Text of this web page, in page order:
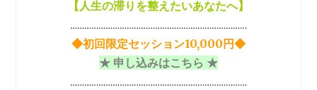
っ
お
べ
き
【 人生の滞りを整えたいあなたへ】
…………………………………………………………………
◆初回限定セッション10,000円◆
★ 申し込みはこちら ★
…………………………………………………………………